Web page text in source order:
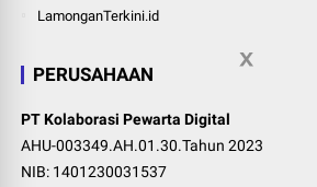
LamonganTerkini.id
PERUSAHAAN
PT Kolaborasi Pewarta Digital
AHU-003349.AH.01.30.Tahun 2023
NIB: 1401230031537